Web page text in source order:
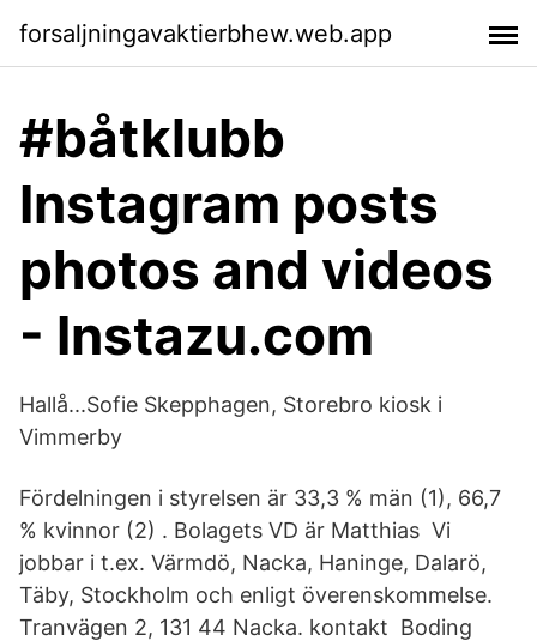
forsaljningavaktierbhew.web.app
#båtklubb
Instagram posts
photos and videos
- Instazu.com
Hallå...Sofie Skepphagen, Storebro kiosk i
Vimmerby
Fördelningen i styrelsen är 33,3 % män (1), 66,7
% kvinnor (2) . Bolagets VD är Matthias Vi
jobbar i t.ex. Värmdö, Nacka, Haninge, Dalarö,
Täby, Stockholm och enligt överenskommelse.
Tranvägen 2, 131 44 Nacka. kontakt Boding